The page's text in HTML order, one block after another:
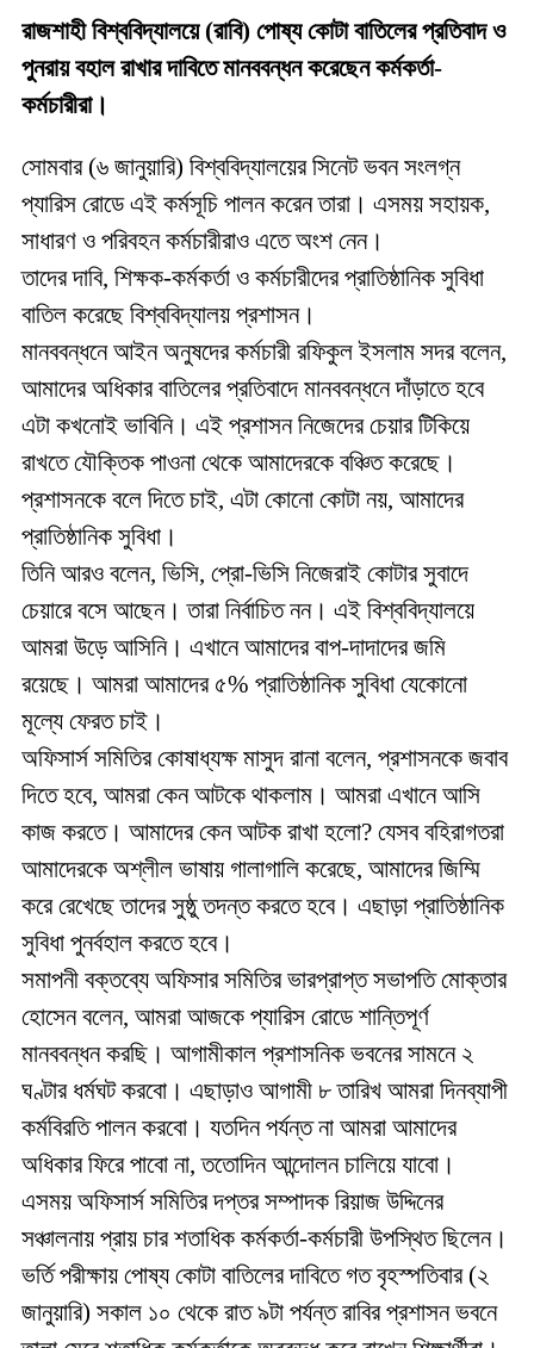
রাজশাহী বিশ্ববিদ্যালয়ে (রাবি) পোষ্য কোটা বাতিলের প্রতিবাদ ও
পুনরায় বহাল রাখার দাবিতে মানববন্ধন করেছেন কর্মকর্তা-
কর্মচারীরা।
সোমবার (৬ জানুয়ারি) বিশ্ববিদ্যালয়ের সিনেট ভবন সংলগ্ন
প্যারিস রোডে এই কর্মসূচি পালন করেন তারা। এসময় সহায়ক,
সাধারণ ও পরিবহন কর্মচারীরাও এতে অংশ নেন।
তাদের দাবি, শিক্ষক-কর্মকর্তা ও কর্মচারীদের প্রাতিষ্ঠানিক সুবিধা
বাতিল করেছে বিশ্ববিদ্যালয় প্রশাসন।
মানববন্ধনে আইন অনুষদের কর্মচারী রফিকুল ইসলাম সদর বলেন,
আমাদের অধিকার বাতিলের প্রতিবাদে মানববন্ধনে দাঁড়াতে হবে
এটা কখনোই ভাবিনি। এই প্রশাসন নিজেদের চেয়ার টিকিয়ে
রাখতে যৌক্তিক পাওনা থেকে আমাদেরকে বঞ্চিত করেছে।
প্রশাসনকে বলে দিতে চাই, এটা কোনো কোটা নয়, আমাদের
প্রাতিষ্ঠানিক সুবিধা।
তিনি আরও বলেন, ভিসি, প্রো-ভিসি নিজেরাই কোটার সুবাদে
চেয়ারে বসে আছেন। তারা নির্বাচিত নন। এই বিশ্ববিদ্যালয়ে
আমরা উড়ে আসিনি। এখানে আমাদের বাপ-দাদাদের জমি
রয়েছে। আমরা আমাদের ৫% প্রাতিষ্ঠানিক সুবিধা যেকোনো
মূল্যে ফেরত চাই।
অফিসার্স সমিতির কোষাধ্যক্ষ মাসুদ রানা বলেন, প্রশাসনকে জবাব
দিতে হবে, আমরা কেন আটকে থাকলাম। আমরা এখানে আসি
কাজ করতে। আমাদের কেন আটক রাখা হলো? যেসব বহিরাগতরা
আমাদেরকে অশ্লীল ভাষায় গালাগালি করেছে, আমাদের জিম্মি
করে রেখেছে তাদের সুষ্ঠু তদন্ত করতে হবে। এছাড়া প্রাতিষ্ঠানিক
সুবিধা পুনর্বহাল করতে হবে।
সমাপনী বক্তব্যে অফিসার সমিতির ভারপ্রাপ্ত সভাপতি মোক্তার
হোসেন বলেন, আমরা আজকে প্যারিস রোডে শান্তিপূর্ণ
মানববন্ধন করছি। আগামীকাল প্রশাসনিক ভবনের সামনে ২
ঘণ্টার ধর্মঘট করবো। এছাড়াও আগামী ৮ তারিখ আমরা দিনব্যাপী
কর্মবিরতি পালন করবো। যতদিন পর্যন্ত না আমরা আমাদের
অধিকার ফিরে পাবো না, ততোদিন আন্দোলন চালিয়ে যাবো।
এসময় অফিসার্স সমিতির দপ্তর সম্পাদক রিয়াজ উদ্দিনের
সঞ্চালনায় প্রায় চার শতাধিক কর্মকর্তা-কর্মচারী উপস্থিত ছিলেন।
ভর্তি পরীক্ষায় পোষ্য কোটা বাতিলের দাবিতে গত বৃহস্পতিবার (২
জানুয়ারি) সকাল ১০ থেকে রাত ৯টা পর্যন্ত রাবির প্রশাসন ভবনে